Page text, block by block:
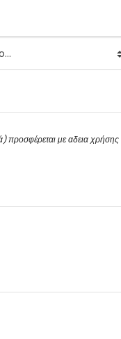
προσφέρεται με αδεια χρήσης